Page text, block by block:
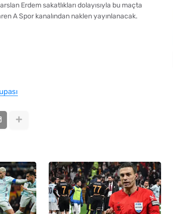
Erdem sakatlıkları dolayısıyla bu maçta
A Spor kanalından naklen yayınlanacak.